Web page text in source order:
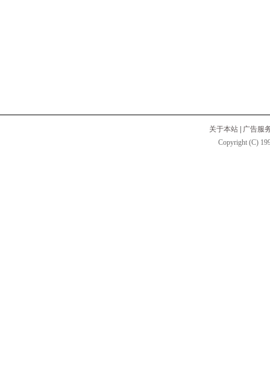
关于本站
广告服
Copyright (C)